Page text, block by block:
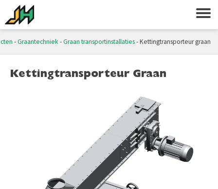
-Graantechniek-Graan transportinstallaties-Kettingtransporteur graan
Kettingtransporteur Graan